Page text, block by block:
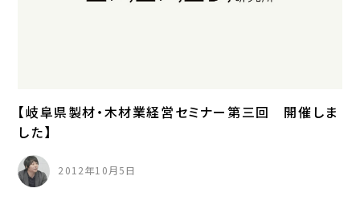
【岐阜県製材・木材業経営セミナー第三回 開催しま
した】
2012年10月5日